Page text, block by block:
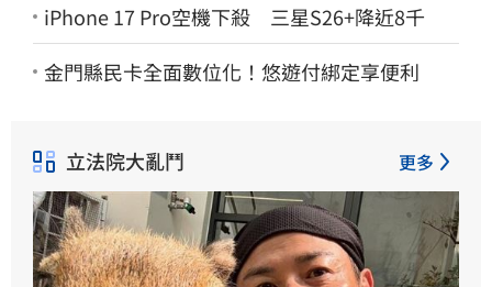
iPhone 17 Pro空機下殺 三星S26+降近8千
金門縣民卡全面數位化！悠遊付綁定享便利
立法院大亂鬥 更多